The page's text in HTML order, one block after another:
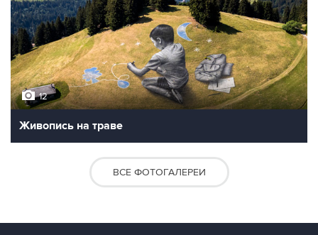
12
Живопись на траве
ВСЕ ФОТОГАЛЕРЕИ